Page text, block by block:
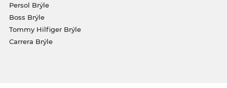
Persol Brýle
Boss Brýle
Tommy Hilfiger Brýle
Carrera Brýle